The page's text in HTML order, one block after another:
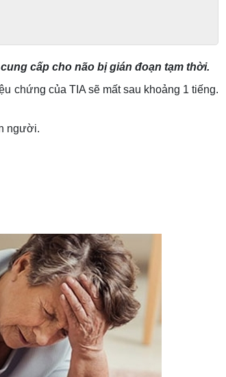
cấp cho não bị gián đoạn tạm thời.
chứng của TIA sẽ mất sau khoảng 1 tiếng.
người.